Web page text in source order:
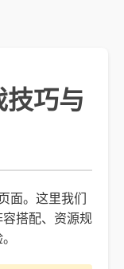
巧与
面。这里我们
搭配、资源规